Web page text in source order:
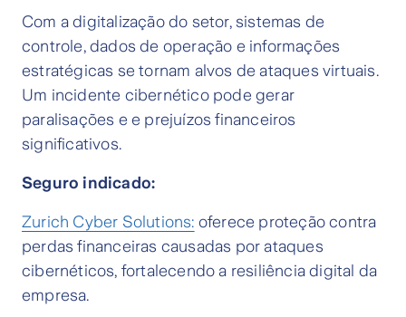
Com a digitalização do setor, sistemas de
controle, dados de operação e informações
estratégicas se tornam alvos de ataques virtuais.
Um incidente cibernético pode gerar
paralisações e e prejuízos financeiros
significativos.
Seguro indicado:
Zurich Cyber Solutions: oferece proteção contra
perdas financeiras causadas por ataques
cibernéticos, fortalecendo a resiliência digital da
empresa.